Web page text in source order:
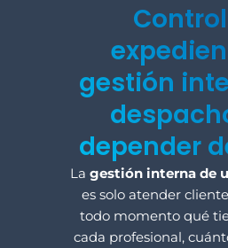
gestión
depender
La gestión interna de
es solo atender
todo momento qué
cada profesional,